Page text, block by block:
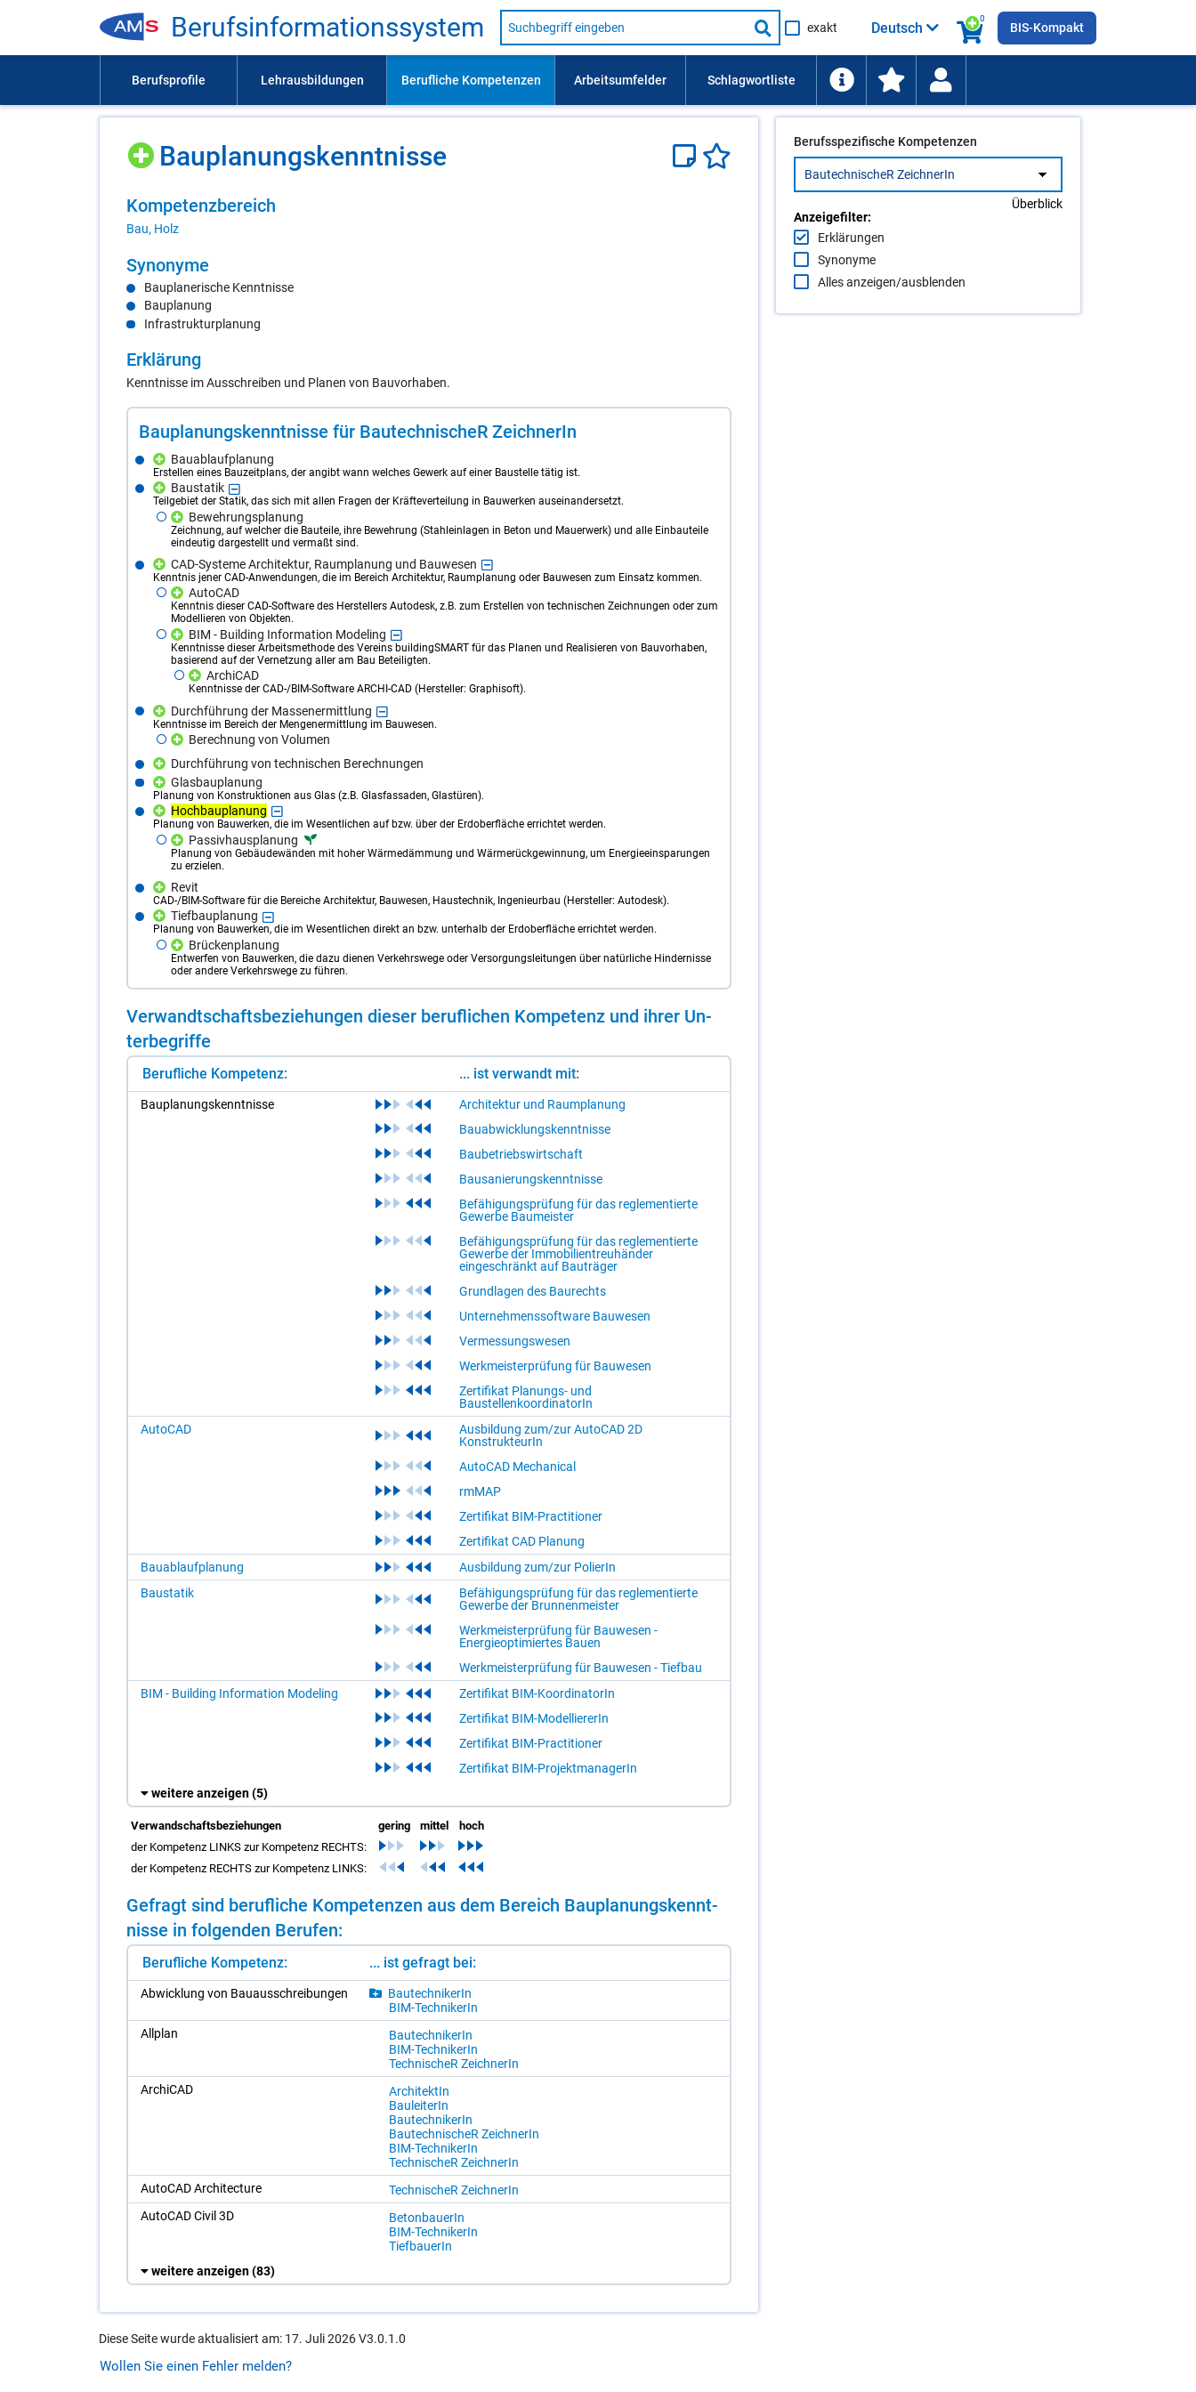
Be­rufs­in­for­ma­ti­ons­sys­tem
Suche
nach
Lehrausbildung,
usw.
Suche
starten
exakt
0
Deutsch BIS-Kompakt
Bau­pla­nungs­kennt­nis­se
Kom­pe­tenz­be­reich
Bau, Holz
Syn­ony­me
Bauplanerische Kenntnisse
Bauplanung
Infrastrukturplanung
Er­klä­rung
Kenntnisse im Ausschreiben und Planen von Bauvorhaben.
Bau­pla­nungs­kennt­nis­se für Bau­tech­ni­scheR Zeich­ne­rIn
Bauablaufplanung
Erstellen eines Bauzeitplans, der angibt wann welches Gewerk auf einer Baustelle tätig ist.
Baustatik
Teilgebiet der Statik, das sich mit allen Fragen der Kräfteverteilung in Bauwerken auseinandersetzt.
Bewehrungsplanung
Zeichnung, auf welcher die Bauteile, ihre Bewehrung (Stahleinlagen in Beton und Mauerwerk) und alle Einbauteile
eindeutig dargestellt und vermaßt sind.
CAD-Systeme Architektur, Raumplanung und Bauwesen
Kenntnis jener CAD-Anwendungen, die im Bereich Architektur, Raumplanung oder Bauwesen zum Einsatz kommen.
AutoCAD
Kenntnis dieser CAD-Software des Herstellers Autodesk, z.B. zum Erstellen von technischen Zeichnungen oder zum
Modellieren von Objekten.
BIM - Building Information Modeling
Kenntnisse dieser Arbeitsmethode des Vereins buildingSMART für das Planen und Realisieren von Bauvorhaben,
basierend auf der Vernetzung aller am Bau Beteiligten.
ArchiCAD
Kenntnisse der CAD-/BIM-Software ARCHI-CAD (Hersteller: Graphisoft).
Durchführung der Massenermittlung
Kenntnisse im Bereich der Mengenermittlung im Bauwesen.
Berechnung von Volumen
Durchführung von technischen Berechnungen
Glasbauplanung
Planung von Konstruktionen aus Glas (z.B. Glasfassaden, Glastüren).
Hochbauplanung
Planung von Bauwerken, die im Wesentlichen auf bzw. über der Erdoberfläche errichtet werden.
Passivhausplanung
Planung von Gebäudewänden mit hoher Wärmedämmung und Wärmerückgewinnung, um Energieeinsparungen
zu erzielen.
Revit
CAD-/BIM-Software für die Bereiche Architektur, Bauwesen, Haustechnik, Ingenieurbau (Hersteller: Autodesk).
Tiefbauplanung
Planung von Bauwerken, die im Wesentlichen direkt an bzw. unterhalb der Erdoberfläche errichtet werden.
Brückenplanung
Entwerfen von Bauwerken, die dazu dienen Verkehrswege oder Versorgungsleitungen über natürliche Hindernisse
oder andere Verkehrswege zu führen.
Ver­wandt­schafts­be­zie­hun­gen die­ser be­ruf­li­chen Kom­pe­tenz und ih­rer Un­
ter­be­grif­fe
Berufliche Kompetenz: ... ist verwandt mit:
Bau­pla­nungs­kennt­nis­se
Architektur und Raumplanung
Bauabwicklungskenntnisse
Baubetriebswirtschaft
Bausanierungskenntnisse
Befähigungsprüfung für das reglementierte
Gewerbe Baumeister
Befähigungsprüfung für das reglementierte
Gewerbe der Immobilientreuhänder
eingeschränkt auf Bauträger
Grundlagen des Baurechts
Unternehmenssoftware Bauwesen
Vermessungswesen
Werkmeisterprüfung für Bauwesen
Zertifikat Planungs- und
BaustellenkoordinatorIn
AutoCAD
Ausbildung zum/zur AutoCAD 2D
KonstrukteurIn
AutoCAD Mechanical
rmMAP
Zertifikat BIM-Practitioner
Zertifikat CAD Planung
Bauablaufplanung
Ausbildung zum/zur PolierIn
Baustatik
Befähigungsprüfung für das reglementierte
Gewerbe der Brunnenmeister
Werkmeisterprüfung für Bauwesen -
Energieoptimiertes Bauen
Werkmeisterprüfung für Bauwesen - Tiefbau
BIM - Building Information Modeling
Zertifikat BIM-KoordinatorIn
Zertifikat BIM-ModelliererIn
Zertifikat BIM-Practitioner
Zertifikat BIM-ProjektmanagerIn
weitere anzeigen(5)
Verwandschaftsbeziehungen gering mittel
hoch
der Kompetenz LINKS zur Kompetenz RECHTS:
der Kompetenz RECHTS zur Kompetenz LINKS:
Ge­fragt sind be­ruf­li­che Kom­pe­ten­zen aus dem Be­reich Bau­pla­nungs­kennt­
nis­se in fol­gen­den Be­ru­fen:
Berufliche Kompetenz: ... ist gefragt bei:
Ab­wick­lung von Bau­aus­schrei­bun­gen
Bau­tech­ni­ke­rIn
BIM-Tech­ni­ke­rIn
All­plan
Bau­tech­ni­ke­rIn
BIM-Tech­ni­ke­rIn
Tech­ni­scheR Zeich­ne­rIn
Archi­CAD
Ar­chi­tek­tIn
Bau­lei­te­rIn
Bau­tech­ni­ke­rIn
Bau­tech­ni­scheR Zeich­ne­rIn
BIM-Tech­ni­ke­rIn
Tech­ni­scheR Zeich­ne­rIn
Au­to­CAD Ar­chi­tec­tu­re
Tech­ni­scheR Zeich­ne­rIn
Au­to­CAD Ci­vil 3D
Be­ton­baue­rIn
BIM-Tech­ni­ke­rIn
Tief­baue­rIn
weitere anzeigen(83)
Berufsspezifische Kompetenzen
Überblick
Anzeigefilter:
Erklärungen
Synonyme
Alles anzeigen/ausblenden
Diese Seite wurde aktualisiert am: 17. Juli 2026 V3.0.1.0
Wollen Sie einen Fehler melden?